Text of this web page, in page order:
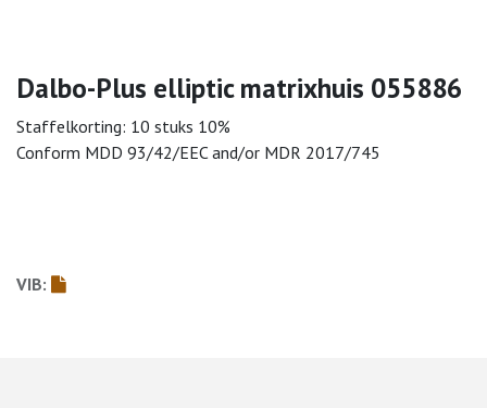
Dalbo-Plus elliptic matrixhuis 055886
Staffelkorting: 10 stuks 10%
Conform MDD 93/42/EEC and/or MDR 2017/745
VIB: